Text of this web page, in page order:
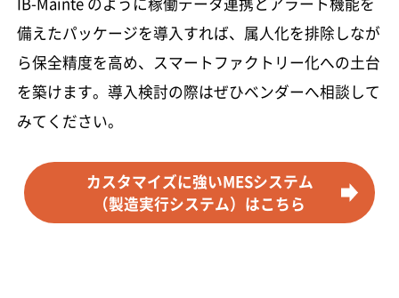
備えたパッケージを導入すれば、属人化を排除しなが
ら保全精度を高め、スマートファクトリー化への土台
を築けます。導入検討の際はぜひベンダーへ相談して
みてください。
カスタマイズに強いMESシステム
（製造実行システム）はこちら